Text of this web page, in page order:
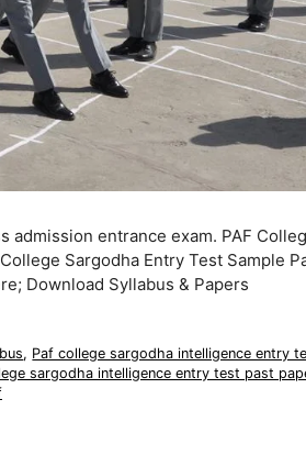
admission entrance exam. PAF
Sargodha Entry Test Sample
Download Syllabus & Papers
, Paf college sargodha intelligence entry
sargodha intelligence entry test past